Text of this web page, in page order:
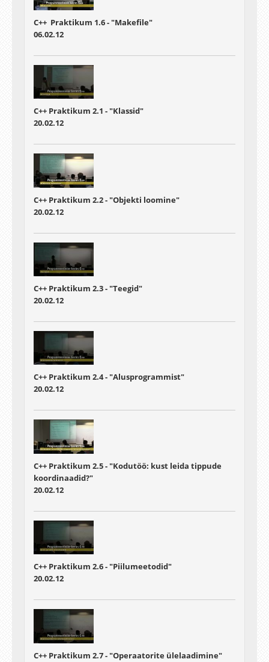
C++ Praktikum 1.6 - "Makefile"
06.02.12
C++ Praktikum 2.1 - "Klassid"
20.02.12
C++ Praktikum 2.2 - "Objekti loomine"
20.02.12
C++ Praktikum 2.3 - "Teegid"
20.02.12
C++ Praktikum 2.4 - "Alusprogrammist"
20.02.12
C++ Praktikum 2.5 - "Kodutöö: kust leida tippude
koordinaadid?"
20.02.12
C++ Praktikum 2.6 - "Piilumeetodid"
20.02.12
C++ Praktikum 2.7 - "Operaatorite ülelaadimine"